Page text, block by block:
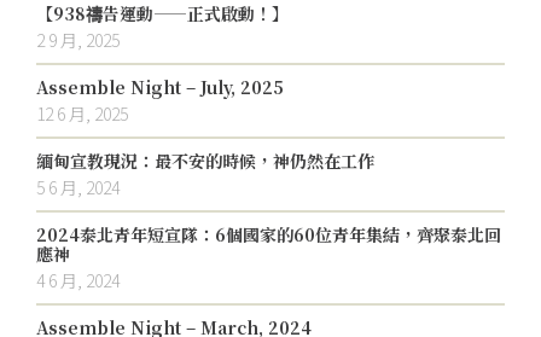
【938禱告運動——正式啟動！】
2 9 月, 2025
Assemble Night – July, 2025
12 6 月, 2025
緬甸宣教現況：最不安的時候，神仍然在工作
5 6 月, 2024
2024泰北青年短宣隊：6個國家的60位青年集結，齊聚泰北回
應神
4 6 月, 2024
Assemble Night – March, 2024